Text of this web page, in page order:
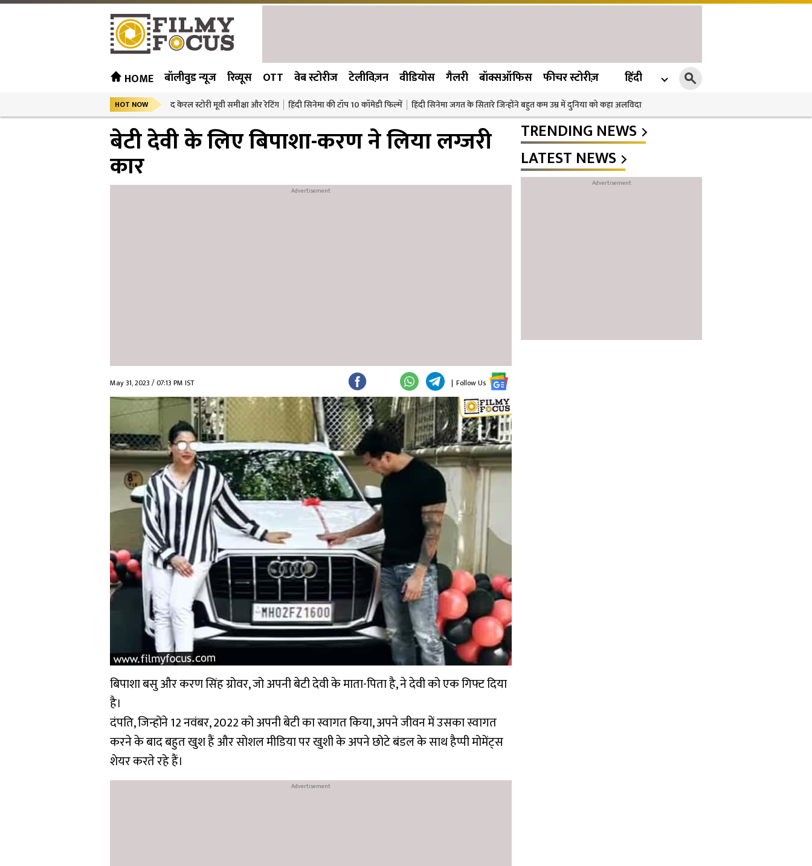
HOME बॉलीवुड न्यूज रिव्यूस OTT वेब स्टोरीज टेलीविज़न वीडियोस गैलरी बॉक्सऑफिस फीचर स्टोरीज़ हिंदी
HOT NOW द केरल स्टोरी मूवी समीक्षा और रेटिंग हिंदी सिनेमा की टॉप 10 कॉमेडी फिल्में हिंदी सिनेमा जगत के सितारे जिन्होंने बहुत कम उम्र में दुनिया को कहा अलविदा
बेटी देवी के लिए बिपाशा-करण ने लिया लग्जरी
कार
May 31, 2023 / 07:13 PM IST | Follow Us
बिपाशा बसु और करण सिंह ग्रोवर, जो अपनी बेटी देवी के माता-पिता है, ने देवी को एक गिफ्ट दिया
है।
दंपति, जिन्होंने 12 नवंबर, 2022 को अपनी बेटी का स्वागत किया, अपने जीवन में उसका स्वागत
करने के बाद बहुत खुश हैं और सोशल मीडिया पर खुशी के अपने छोटे बंडल के साथ हैप्पी मोमेंट्स
शेयर करते रहे हैं।
TRENDING NEWS
LATEST NEWS